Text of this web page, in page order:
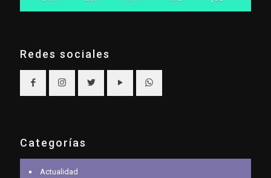
Redes sociales
Categorías
Actualidad